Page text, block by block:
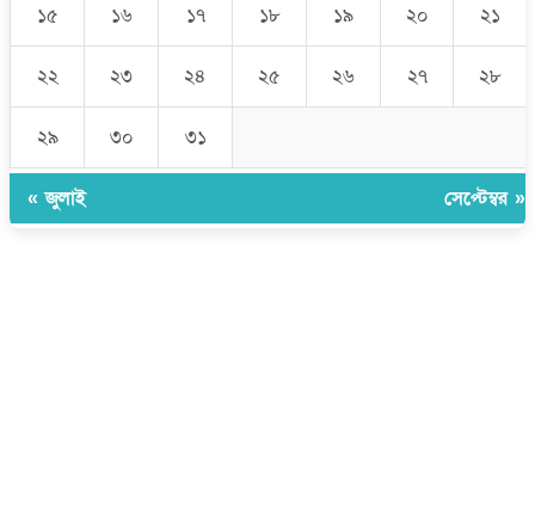
১৫ ১৬ ১৭ ১৮ ১৯ ২০ ২১
২২ ২৩ ২৪ ২৫ ২৬ ২৭ ২৮
২৯ ৩০ ৩১
« জুলাই সেপ্টেম্বর »